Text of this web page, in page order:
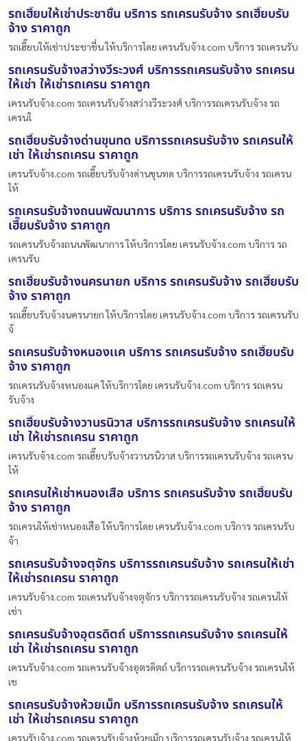
รถเฮี๊ยบให้เช่าประชาชื่น บริการ รถเครนรับจ้าง รถเฮี๊ยบรับ
จ้าง ราคาถูก
รถเฮี๊ยบให้เช่าประชาชื่น ให้บริการโดย เครนรับจ้าง.com บริการ รถเครนรับ
รถเครนรับจ้างสว่างวีระวงศ์ บริการรถเครนรับจ้าง รถเครน
ให้เช่า ให้เช่ารถเครน ราคาถูก
เครนรับจ้าง.com รถเครนรับจ้างสว่างวีระวงศ์ บริการรถเครนรับจ้าง รถ
เครนใ
รถเฮี๊ยบรับจ้างด่านขุนทด บริการรถเครนรับจ้าง รถเครนให้
เช่า ให้เช่ารถเครน ราคาถูก
เครนรับจ้าง.com รถเฮี๊ยบรับจ้างด่านขุนทด บริการรถเครนรับจ้าง รถเครน
ให้
รถเครนรับจ้างถนนพัฒนาการ บริการ รถเครนรับจ้าง รถ
เฮี๊ยบรับจ้าง ราคาถูก
รถเครนรับจ้างถนนพัฒนาการ ให้บริการโดย เครนรับจ้าง.com บริการ รถ
เครนรับ
รถเฮี๊ยบรับจ้างนครนายก บริการ รถเครนรับจ้าง รถเฮี๊ยบรับ
จ้าง ราคาถูก
รถเฮี๊ยบรับจ้างนครนายก ให้บริการโดย เครนรับจ้าง.com บริการ รถเครนรับ
จ้
รถเครนรับจ้างหนองเเค บริการ รถเครนรับจ้าง รถเฮี๊ยบรับ
จ้าง ราคาถูก
รถเครนรับจ้างหนองเเค ให้บริการโดย เครนรับจ้าง.com บริการ รถเครน
รับจ้าง
รถเฮี๊ยบรับจ้างวานรนิวาส บริการรถเครนรับจ้าง รถเครนให้
เช่า ให้เช่ารถเครน ราคาถูก
เครนรับจ้าง.com รถเฮี๊ยบรับจ้างวานรนิวาส บริการรถเครนรับจ้าง รถเครน
ให้
รถเครนให้เช่าหนองเสือ บริการ รถเครนรับจ้าง รถเฮี๊ยบรับ
จ้าง ราคาถูก
รถเครนให้เช่าหนองเสือ ให้บริการโดย เครนรับจ้าง.com บริการ รถเครนรับ
จ้า
รถเครนรับจ้างจตุจักร บริการรถเครนรับจ้าง รถเครนให้เช่า
ให้เช่ารถเครน ราคาถูก
เครนรับจ้าง.com รถเครนรับจ้างจตุจักร บริการรถเครนรับจ้าง รถเครนให้
เช่า
รถเครนรับจ้างอุตรดิตถ์ บริการรถเครนรับจ้าง รถเครนให้
เช่า ให้เช่ารถเครน ราคาถูก
เครนรับจ้าง.com รถเครนรับจ้างอุตรดิตถ์ บริการรถเครนรับจ้าง รถเครนให้
เช
รถเครนรับจ้างห้วยเม็ก บริการรถเครนรับจ้าง รถเครนให้
เช่า ให้เช่ารถเครน ราคาถูก
เครนรับจ้าง.com รถเครนรับจ้างห้วยเม็ก บริการรถเครนรับจ้าง รถเครนให้